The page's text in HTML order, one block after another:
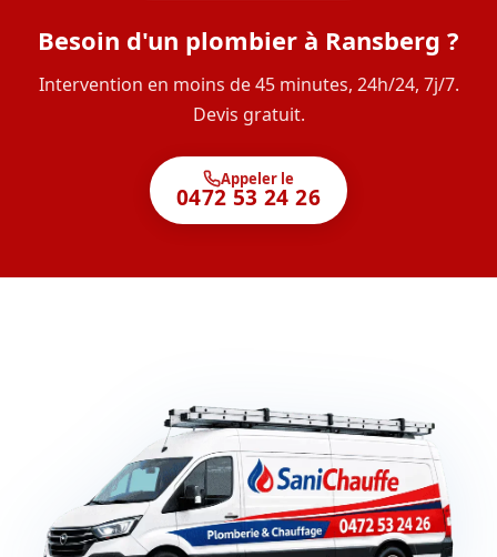
Besoin d'un plombier à Ransberg ?
Intervention en moins de 45 minutes, 24h/24, 7j/7.
Devis gratuit.
Appeler le
0472 53 24 26